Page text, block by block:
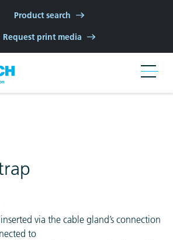
Product search
Request print media
via the cable gland’s connection
to